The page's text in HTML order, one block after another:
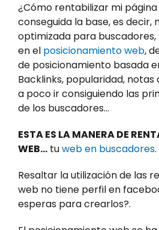
¿Cómo rentabilizar mi página
conseguida la base, es decir,
optimizada para
en el posicionamiento web,
de posicionamiento basada
Backlinks, popularidad,
a poco ir consiguiendo las
de los buscadores…
ESTA ES LA MANERA DE
WEB… tuweb en buscadores.
Resaltar la utilización de las
web no tiene perfil en
esperas para crearlos?.